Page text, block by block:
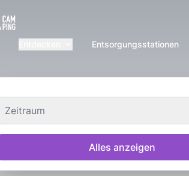
Entsorgungsstationen
Zeitraum
Alles anzeigen